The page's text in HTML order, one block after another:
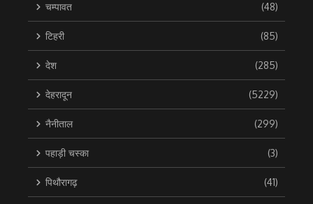
चम्पावत (48)
टिहरी (85)
देश (285)
देहरादून (5229)
नैनीताल (299)
पहाड़ी चस्का (3)
पिथौरागढ़ (41)